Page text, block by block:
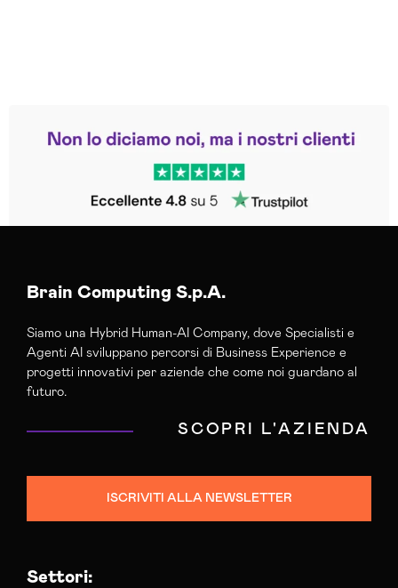
Trustpilot
Brain Computing S.p.A.
Siamo una Hybrid Human-AI Company, dove Specialisti e
Agenti AI sviluppano percorsi di Business Experience e
progetti innovativi per aziende che come noi guardano al
futuro.
SCOPRI L'AZIENDA
ISCRIVITI ALLA NEWSLETTER
Settori: